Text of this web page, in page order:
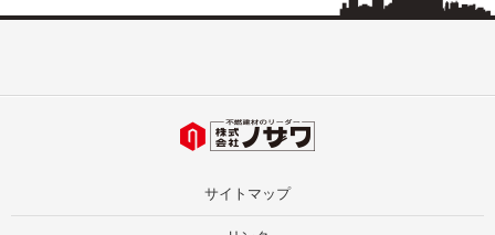
サイトマップ